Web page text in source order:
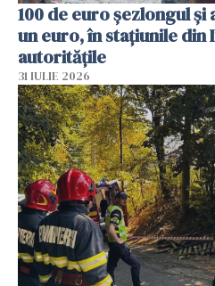
100 de euro șezlongul și
un euro, în stațiunile din
autoritățile
31 IULIE 2026